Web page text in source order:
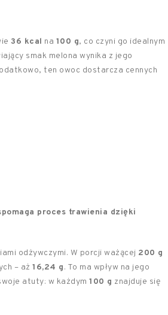
36 kcal na 100 g, co czyni go idealnym
smak melona wynika z jego
ten owoc dostarcza cennych
proces trawienia dzięki
odżywczymi. W porcji ważącej 200 g
– aż 16,24 g. To ma wpływ na jego
atuty: w każdym 100 g znajduje się